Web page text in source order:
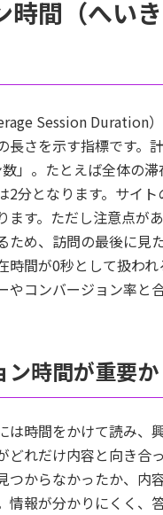
間（へい
Session Duration
長さを示す指標です。
」。たとえば全体の
2分となります。サイ
ます。ただし注意点が
ため、訪問の最後に見
時間が0秒として扱わ
やコンバージョン率と
ン時間が重要か
は時間をかけて読み、
どれだけ内容と向き合
つからなかったか、内
情報が分かりにくく、